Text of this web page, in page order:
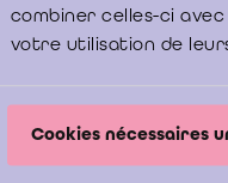
combiner celles-ci
votre utilisation de
Cookies nécessaires
»)et